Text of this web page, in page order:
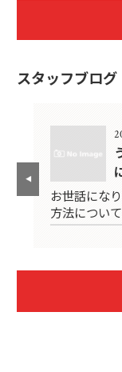
スタッフブログ
お世話にな
方法につい